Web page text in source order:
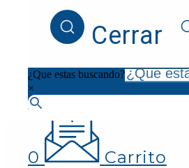
¿Que estas buscando?
Cerrar
¿Que estas buscando?
×
0 Carrito